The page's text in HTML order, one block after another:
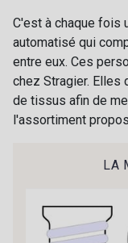
C'est à chaque fois
automatisé qui
entre eux. Ces
chez Stragier. Elles
de tissus afin de
l'assortiment
LA
Pour
Vous
Recevez
nouveautés,
Je